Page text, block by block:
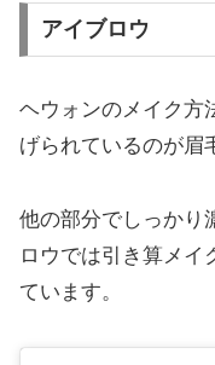
アイブロウ
ヘウォンのメイク方
げられているのが眉
他の部分でしっかり
ロウでは引き算メイ
ています。